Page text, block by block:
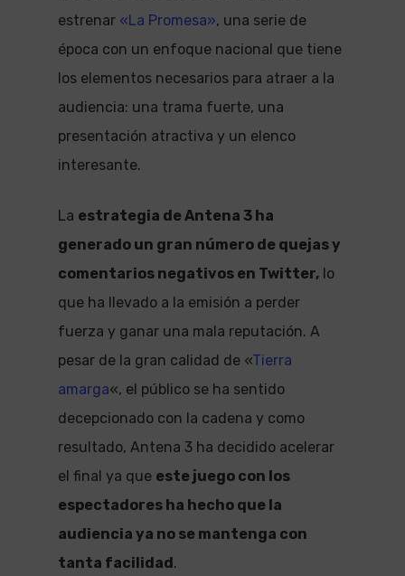
estrenar «La Promesa», una serie de
época con un enfoque nacional que tiene
los elementos necesarios para atraer a la
audiencia: una trama fuerte, una
presentación atractiva y un elenco
interesante.
La estrategia de Antena 3 ha
generado un gran número de quejas y
comentarios negativos en Twitter, lo
que ha llevado a la emisión a perder
fuerza y ganar una mala reputación. A
pesar de la gran calidad de «Tierra
amarga«, el público se ha sentido
decepcionado con la cadena y como
resultado, Antena 3 ha decidido acelerar
el final ya que este juego con los
espectadores ha hecho que la
audiencia ya no se mantenga con
tanta facilidad .